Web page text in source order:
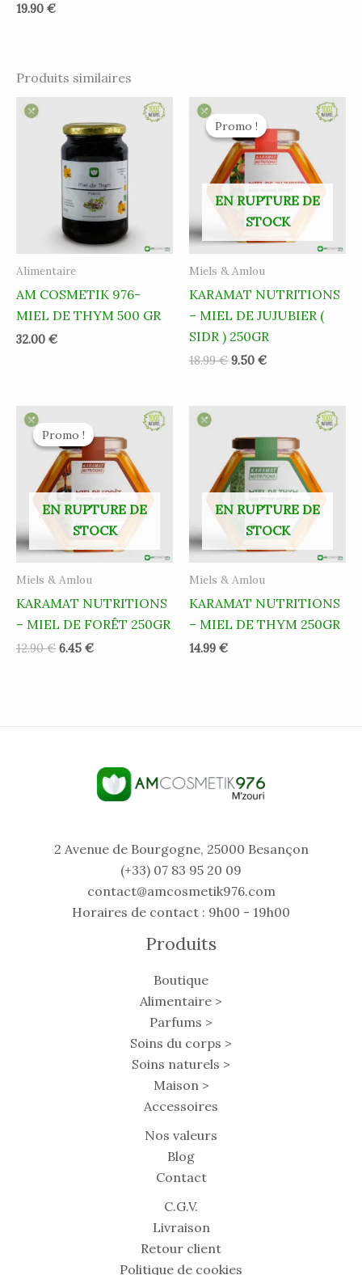
19.90 €
Produits similaires
Alimentaire
AM COSMETIK 976-
MIEL DE THYM 500 GR
32.00 €
Promo !
EN RUPTURE DE
STOCK
Promo !
Miels & Amlou
KARAMAT NUTRITIONS
– MIEL DE JUJUBIER (
SIDR ) 250GR
18.99€
initial
était :
18.99 €.
9.50 €
actuel
est :
9.50 €.
Promo !
EN RUPTURE DE
STOCK
Promo !
Miels & Amlou
KARAMAT NUTRITIONS
– MIEL DE FORÊT 250GR
12.90€
initial
était :
12.90 €.
6.45 €
actuel
est :
6.45 €.
EN RUPTURE DE
STOCK
Miels & Amlou
KARAMAT NUTRITIONS
– MIEL DE THYM 250GR
14.99 €
2 Avenue de Bourgogne, 25000 Besançon
(+33) 07 83 95 20 09
contact@amcosmetik976.com
Horaires de contact : 9h00 - 19h00
Produits
Boutique
Alimentaire >
Parfums >
Soins du corps >
Soins naturels >
Maison >
Accessoires
Nos valeurs
Blog
Contact
C.G.V.
Livraison
Retour client
Politique de cookies